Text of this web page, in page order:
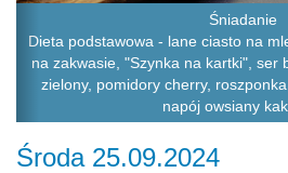
Śniadanie
Dieta podstawowa - lane ciasto na
na zakwasie, "Szynka na kartki", ser
zielony, pomidory cherry,
napój owsiany
Środa 25.09.2024